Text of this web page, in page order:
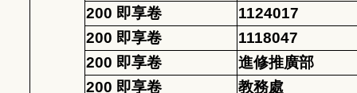
200 即享卷
1124017
200 即享卷
1118047
200 即享卷
進修推廣部
200 即享卷
教務處